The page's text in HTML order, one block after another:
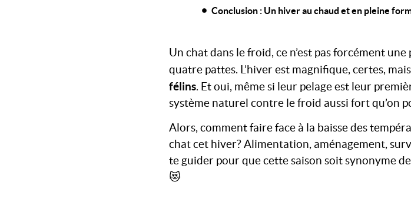
Conclusion : Un hiver au chaud et en pleine
Un chat dans le froid, ce n’est pas forcément
quatre pattes. L’hiver est magnifique, certes, mais
félins. Et oui, même si leur pelage est leur
système naturel contre le froid aussi fort qu’on
Alors, comment faire face à la baisse des
chat cet hiver? Alimentation, aménagement,
te guider pour que cette saison soit synonyme
😻